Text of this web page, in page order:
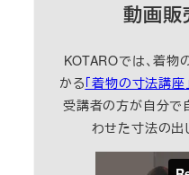
動画販
KOTAROでは、着
かる「着物の寸法講座」
受講者の方が自分で
わせた寸法の出